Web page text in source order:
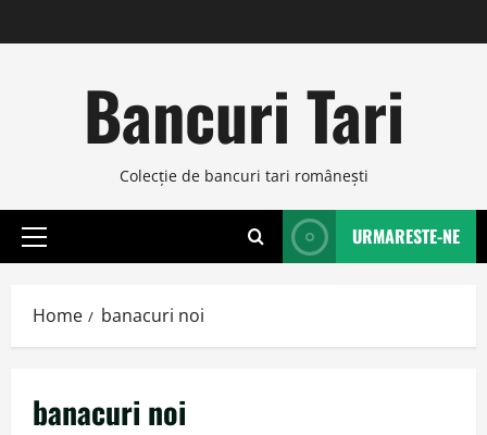
to
Bancuri Tari
Colecţie de bancuri tari româneşti
Primary
URMARESTE-NE
Home banacuri noi
banacuri noi